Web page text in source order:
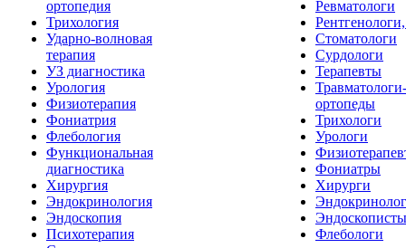
ортопедия
Трихология
Ударно-волновая
терапия
УЗ диагностика
Урология
Физиотерапия
Фониатрия
Флебология
Функциональная
диагностика
Хирургия
Эндокринология
Эндоскопия
Психотерапия
Ревматологи
Стоматологи
Сурдологи
Терапевты
Травматологи-
ортопеды
Трихологи
Урологи
Фониатры
Хирурги
Эндоскописты
Флебологи